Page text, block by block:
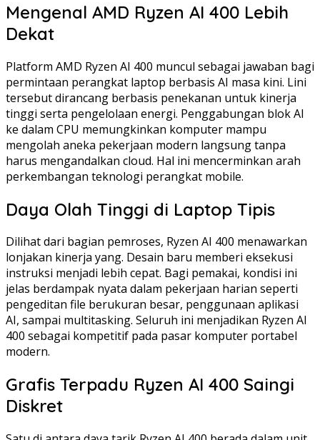
Mengenal AMD Ryzen AI 400 Lebih
Dekat
Platform AMD Ryzen AI 400 muncul sebagai jawaban bagi
permintaan perangkat laptop berbasis AI masa kini. Lini
tersebut dirancang berbasis penekanan untuk kinerja
tinggi serta pengelolaan energi. Penggabungan blok AI
ke dalam CPU memungkinkan komputer mampu
mengolah aneka pekerjaan modern langsung tanpa
harus mengandalkan cloud. Hal ini mencerminkan arah
perkembangan teknologi perangkat mobile.
Daya Olah Tinggi di Laptop Tipis
Dilihat dari bagian pemroses, Ryzen AI 400 menawarkan
lonjakan kinerja yang. Desain baru memberi eksekusi
instruksi menjadi lebih cepat. Bagi pemakai, kondisi ini
jelas berdampak nyata dalam pekerjaan harian seperti
pengeditan file berukuran besar, penggunaan aplikasi
AI, sampai multitasking. Seluruh ini menjadikan Ryzen AI
400 sebagai kompetitif pada pasar komputer portabel
modern.
Grafis Terpadu Ryzen AI 400 Saingi
Diskret